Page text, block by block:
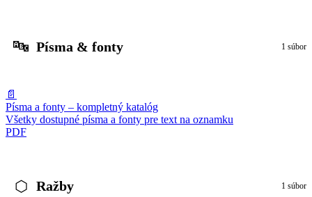
🔤 Písma & fonty 1 súbor
📄
Písma a fonty – kompletný katalóg
Všetky dostupné písma a fonty pre text na oznamku
PDF
⬡ Ražby 1 súbor